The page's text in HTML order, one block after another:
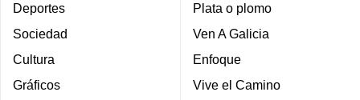
Deportes
Sociedad
Cultura
Gráficos
Plata o plomo
Ven A Galicia
Enfoque
Vive el Camino